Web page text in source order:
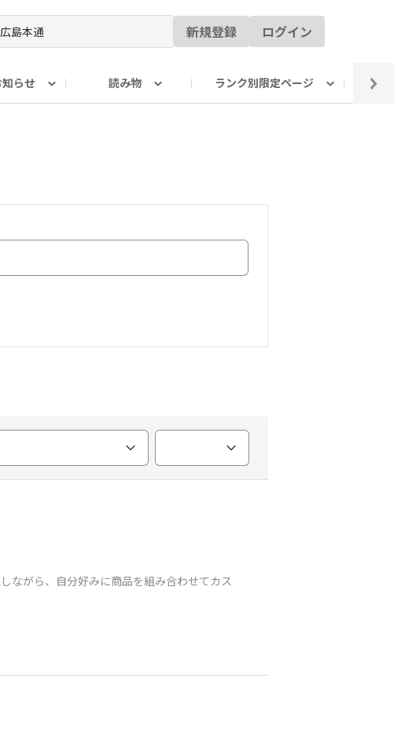
新規登録 ログイン
らせ 読み物 ランク別限定ページ
ながら、自分好みに商品を組み合わせてカス